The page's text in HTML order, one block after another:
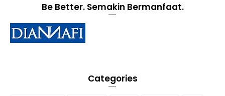
Be Better. Semakin Bermanfaat.
Categories